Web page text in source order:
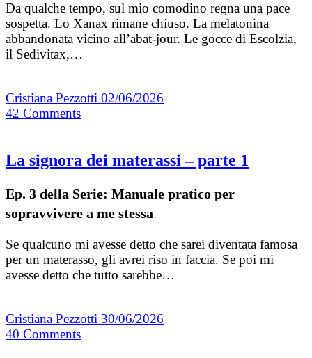
Da qualche tempo, sul mio comodino regna una pace
sospetta. Lo Xanax rimane chiuso. La melatonina
abbandonata vicino all’abat-jour. Le gocce di Escolzia,
il Sedivitax,…
Cristiana Pezzotti 02/06/2026
42 Comments
La signora dei materassi – parte 1
Ep. 3 della Serie: Manuale pratico per
sopravvivere a me stessa
Se qualcuno mi avesse detto che sarei diventata famosa
per un materasso, gli avrei riso in faccia. Se poi mi
avesse detto che tutto sarebbe…
Cristiana Pezzotti 30/06/2026
40 Comments